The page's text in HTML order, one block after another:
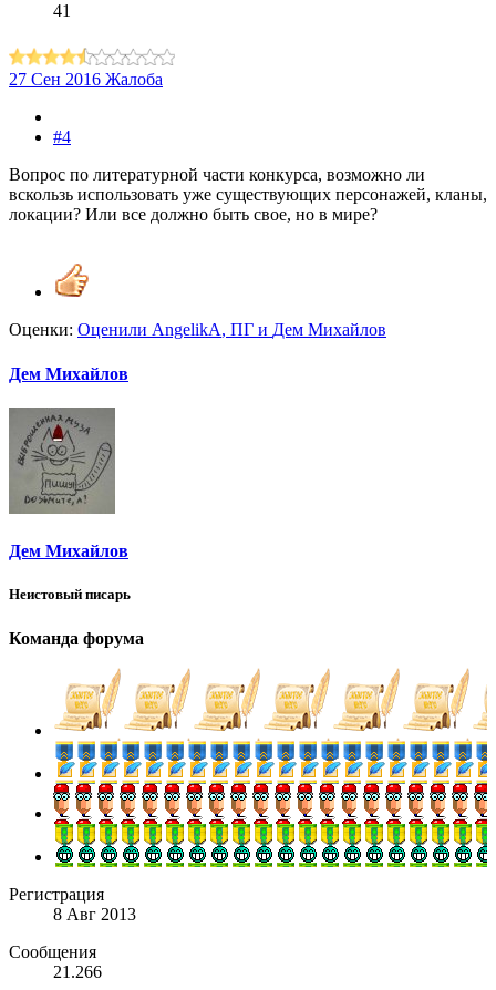
41
27 Сен 2016 Жалоба
#4
Вопрос по литературной части конкурса, возможно ли
вскользь использовать уже существующих персонажей, кланы,
локации? Или все должно быть свое, но в мире?
Оценки: Оценили AngelikA, ПГ и Дем Михайлов
Дем Михайлов
Дем Михайлов
Неистовый писарь
Команда форума
Регистрация
8 Авг 2013
Сообщения
21.266